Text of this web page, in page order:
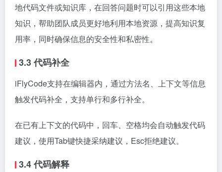
地代码文件或知识库，在回答问题时可以引用这些本地
知识，帮助团队成员更好地利用本地资源，提高知识复
用率，同时确保信息的安全性和私密性。
3.3 代码补全
iFlyCode支持在编辑器内，通过方法名、上下文等信息
触发代码补全，支持单行和多行补全。
在已有上下文的代码中，回车、空格均会自动触发代码
建议，使用Tab键快捷采纳建议，Esc拒绝建议。
3.4 代码解释